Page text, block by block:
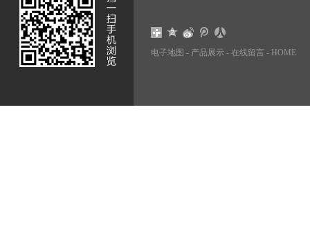
电子地图 - 产品展示 - 在线留言 - HOME